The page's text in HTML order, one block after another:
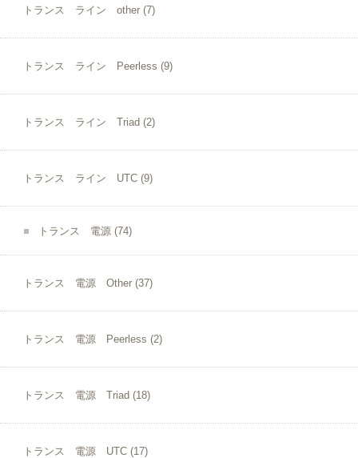
トランス ライン other (7)
トランス ライン Peerless (9)
トランス ライン Triad (2)
トランス ライン UTC (9)
トランス 電源 (74)
トランス 電源 Other (37)
トランス 電源 Peerless (2)
トランス 電源 Triad (18)
トランス 電源 UTC (17)